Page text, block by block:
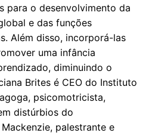
para o desenvolvimento da
e das funções
Além disso, incorporá-las
uma infância
diminuindo o
Brites é CEO do Instituto
psicomotricista,
distúrbios do
palestrante e